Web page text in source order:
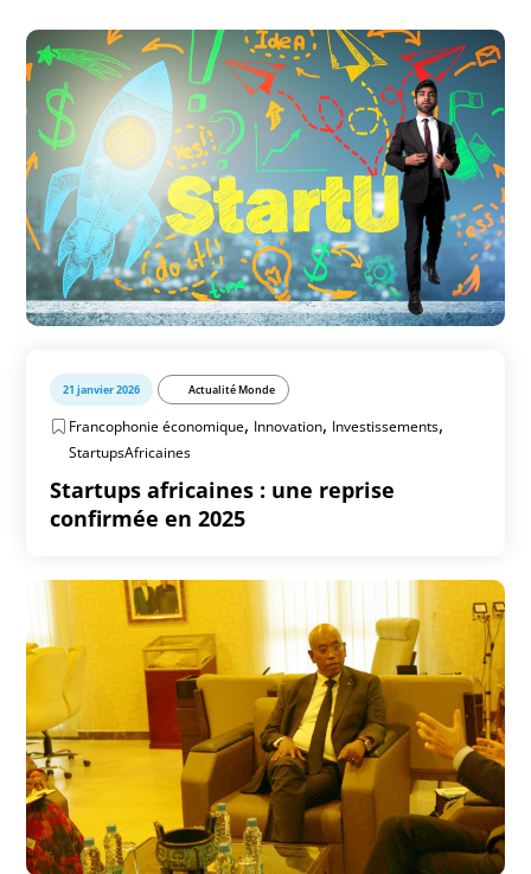
21 janvier 2026 Actualité Monde
Francophonie économique, Innovation, Investissements,
StartupsAfricaines
Startups africaines : une reprise
confirmée en 2025